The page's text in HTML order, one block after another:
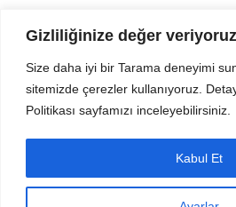
Gizliliğinize değer veriyoruz
Size daha iyi bir Tarama deneyimi
sitemizde çerezler kullanıyoruz.
Politikası sayfamızı inceleyebilirsiniz.
Kabul Et
Gezi Seyahat indirvip apk
Sitemizden Son sürüm Program, Android
Dosyalarını indirip güvenle bilgisayar ve cep